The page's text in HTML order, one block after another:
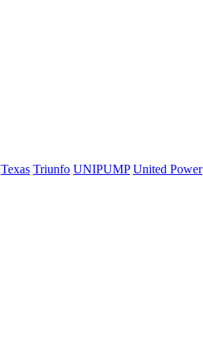
Texas Triunfo UNIPUMP United Power